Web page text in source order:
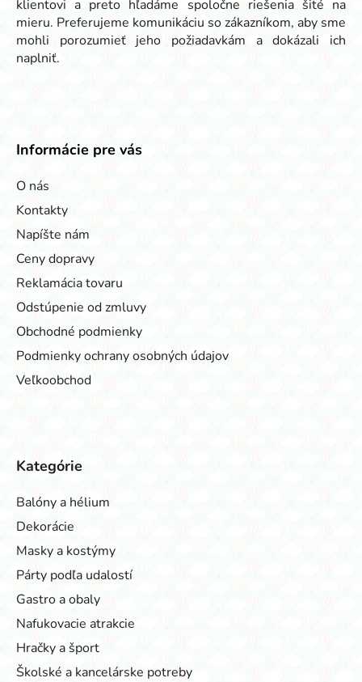
klientovi a preto hľadáme spoločne riešenia šité na
mieru. Preferujeme komunikáciu so zákazníkom, aby sme
mohli porozumieť jeho požiadavkám a dokázali ich
naplniť.
Informácie pre vás
O nás
Kontakty
Napíšte nám
Ceny dopravy
Reklamácia tovaru
Odstúpenie od zmluvy
Obchodné podmienky
Podmienky ochrany osobných údajov
Veľkoobchod
Kategórie
Balóny a hélium
Dekorácie
Masky a kostýmy
Párty podľa udalostí
Gastro a obaly
Nafukovacie atrakcie
Hračky a šport
Školské a kancelárske potreby